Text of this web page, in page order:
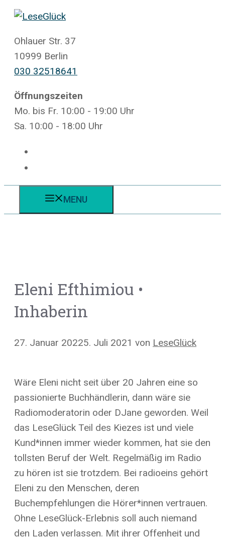
Zum
springen
Ohlauer Str. 37
10999 Berlin
030 32518641
Öffnungszeiten
Mo. bis Fr. 10:00 - 19:00 Uhr
Sa. 10:00 - 18:00 Uhr
MENU
Eleni Efthimiou •
Inhaberin
27. Januar 20225. Juli 2021 von LeseGlück
Wäre Eleni nicht seit über 20 Jahren eine so
passionierte Buchhändlerin, dann wäre sie
Radiomoderatorin oder DJane geworden. Weil
das LeseGlück Teil des Kiezes ist und viele
Kund*innen immer wieder kommen, hat sie den
tollsten Beruf der Welt. Regelmäßig im Radio
zu hören ist sie trotzdem. Bei radioeins gehört
Eleni zu den Menschen, deren
Buchempfehlungen die Hörer*innen vertrauen.
Ohne LeseGlück-Erlebnis soll auch niemand
den Laden verlassen. Mit ihrer Offenheit und